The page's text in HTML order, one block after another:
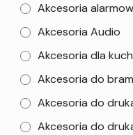
Akcesoria
Akcesoria Audio
Akcesoria dla
Akcesoria do bram
Akcesoria do
Akcesoria do